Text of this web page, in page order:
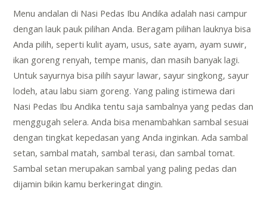
Menu andalan di Nasi Pedas Ibu Andika adalah nasi campur
dengan lauk pauk pilihan Anda. Beragam pilihan lauknya bisa
Anda pilih, seperti kulit ayam, usus, sate ayam, ayam suwir,
ikan goreng renyah, tempe manis, dan masih banyak lagi.
Untuk sayurnya bisa pilih sayur lawar, sayur singkong, sayur
lodeh, atau labu siam goreng. Yang paling istimewa dari
Nasi Pedas Ibu Andika tentu saja sambalnya yang pedas dan
menggugah selera. Anda bisa menambahkan sambal sesuai
dengan tingkat kepedasan yang Anda inginkan. Ada sambal
setan, sambal matah, sambal terasi, dan sambal tomat.
Sambal setan merupakan sambal yang paling pedas dan
dijamin bikin kamu berkeringat dingin.